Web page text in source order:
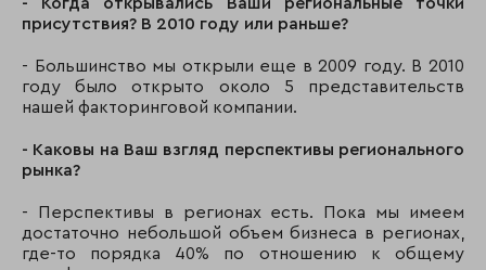
присутствия? В 2010 году или раньше?
- Большинство мы открыли еще в 2009 году. В 2010
году было открыто около 5 представительств
нашей факторинговой компании.
- Каковы на Ваш взгляд перспективы регионального
рынка?
- Перспективы в регионах есть. Пока мы имеем
достаточно небольшой объем бизнеса в регионах,
где-то порядка 40% по отношению к общему